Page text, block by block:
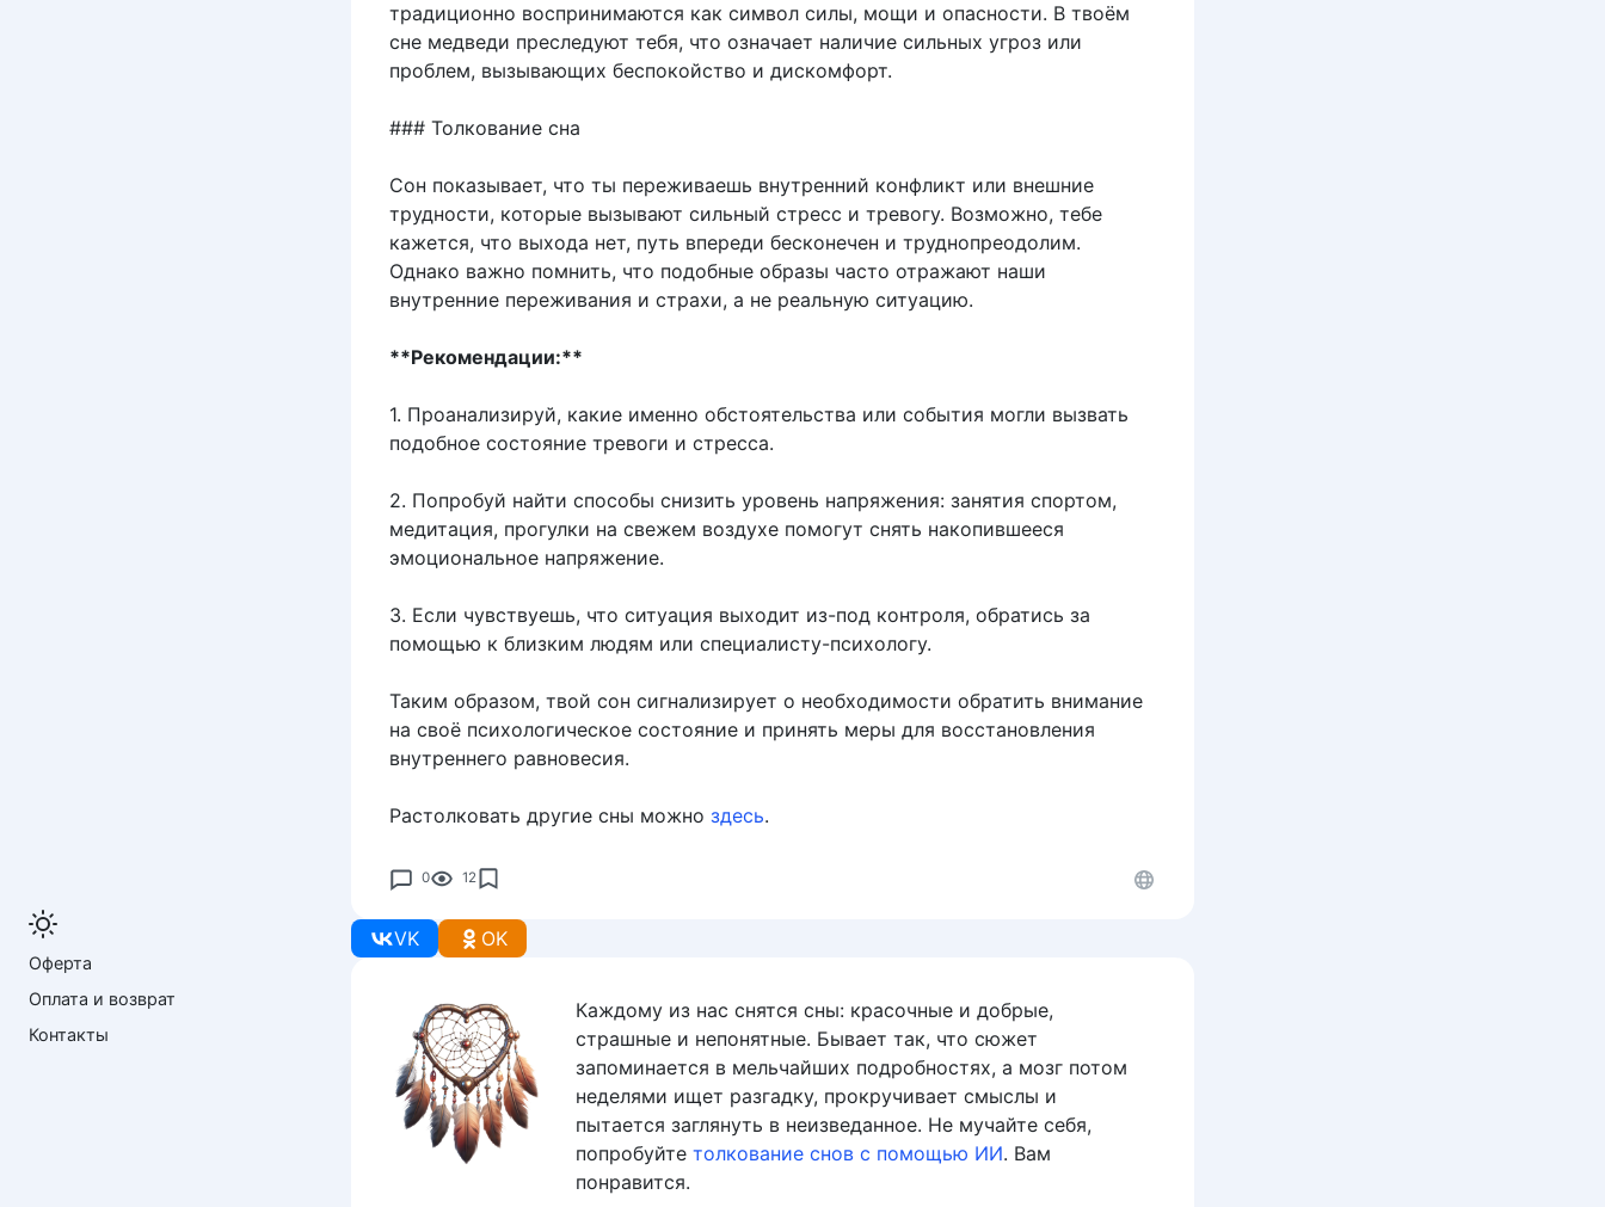
традиционно воспринимаются как символ силы, мощи и опасности. В твоём
сне медведи преследуют тебя, что означает наличие сильных угроз или
проблем, вызывающих беспокойство и дискомфорт.
### Толкование сна
Сон показывает, что ты переживаешь внутренний конфликт или внешние
трудности, которые вызывают сильный стресс и тревогу. Возможно, тебе
кажется, что выхода нет, путь впереди бесконечен и труднопреодолим.
Однако важно помнить, что подобные образы часто отражают наши
внутренние переживания и страхи, а не реальную ситуацию.
**Рекомендации:**
1. Проанализируй, какие именно обстоятельства или события могли вызвать
подобное состояние тревоги и стресса.
2. Попробуй найти способы снизить уровень напряжения: занятия спортом,
медитация, прогулки на свежем воздухе помогут снять накопившееся
эмоциональное напряжение.
3. Если чувствуешь, что ситуация выходит из-под контроля, обратись за
помощью к близким людям или специалисту-психологу.
Таким образом, твой сон сигнализирует о необходимости обратить внимание
на своё психологическое состояние и принять меры для восстановления
внутреннего равновесия.
Растолковать другие сны можно здесь.
0 12
VK OK
Каждому из нас снятся сны: красочные и добрые,
страшные и непонятные. Бывает так, что сюжет
запоминается в мельчайших подробностях, а мозг потом
неделями ищет разгадку, прокручивает смыслы и
пытается заглянуть в неизведанное. Не мучайте себя,
попробуйте толкование снов с помощью ИИ. Вам
понравится.
Оферта
Оплата и возврат
Контакты